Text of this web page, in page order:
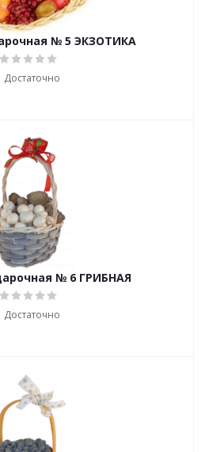
№ 5 ЭКЗОТИКА
Достаточно
№ 6 ГРИБНАЯ
Достаточно